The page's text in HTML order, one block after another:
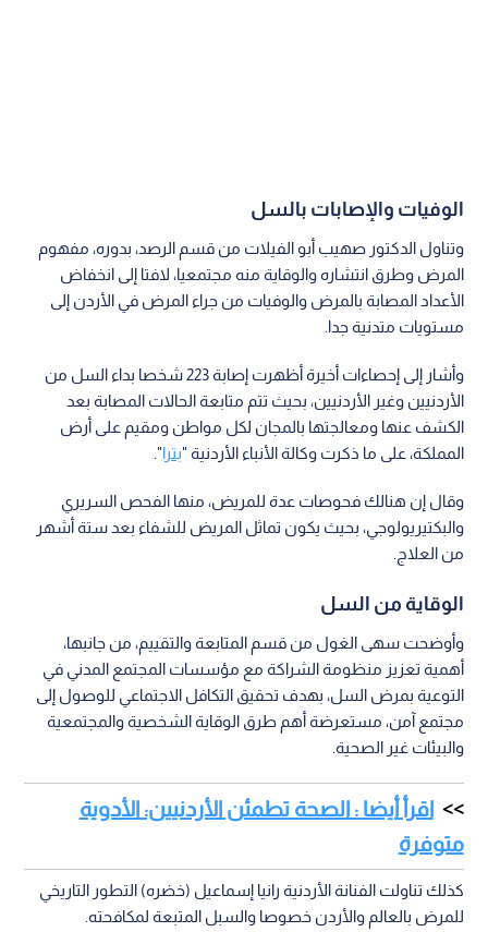
الوفيات والإصابات بالسل
وتناول الدكتور صهيب أبو الفيلات من قسم الرصد، بدوره، مفهوم
المرض وطرق انتشاره والوقاية منه مجتمعيا، لافتا إلى انخفاض
الأعداد المصابة بالمرض والوفيات من جراء المرض في الأردن إلى
مستويات متدنية جدا.
وأشار إلى إحصاءات أخيرة أظهرت إصابة 223 شخصا بداء السل من
الأردنيين وغير الأردنيين، بحيث تتم متابعة الحالات المصابة بعد
الكشف عنها ومعالجتها بالمجان لكل مواطن ومقيم على أرض
المملكة، على ما ذكرت وكالة الأنباء الأردنية "بترا".
وقال إن هنالك فحوصات عدة للمريض، منها الفحص السريري
والبكتيريولوجي، بحيث يكون تماثل المريض للشفاء بعد ستة أشهر
من العلاج.
الوقاية من السل
وأوضحت سهى الغول من قسم المتابعة والتقييم، من جانبها،
أهمية تعزيز منظومة الشراكة مع مؤسسات المجتمع المدني في
التوعية بمرض السل، بهدف تحقيق التكافل الاجتماعي للوصول إلى
مجتمع آمن، مستعرضة أهم طرق الوقاية الشخصية والمجتمعية
والبيئات غير الصحية.
اقرأ أيضا : الصحة تطمئن الأردنيين: الأدوية
متوفرة
كذلك تناولت الفنانة الأردنية رانيا إسماعيل (خضره) التطور التاريخي
للمرض بالعالم والأردن خصوصا والسبل المتبعة لمكافحته.